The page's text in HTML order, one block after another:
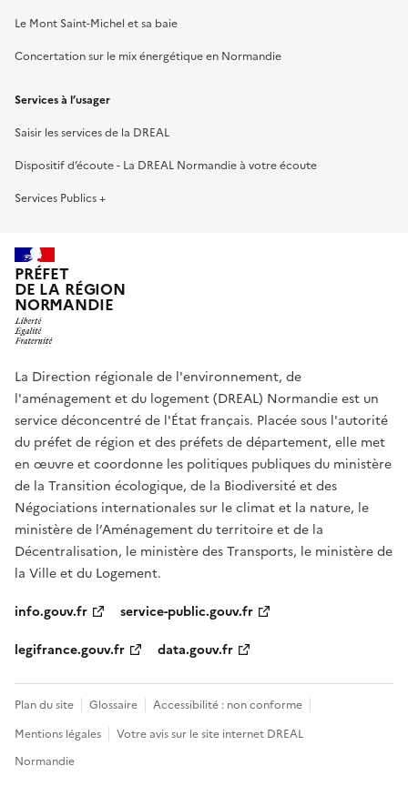
Le Mont Saint-Michel et sa baie
Concertation sur le mix énergétique en Normandie
Services à l’usager
Saisir les services de la DREAL
Dispositif d’écoute - La DREAL Normandie à votre écoute
Services Publics +
PRÉFET
DE LA RÉGION
NORMANDIE
La Direction régionale de l'environnement, de
l'aménagement et du logement (DREAL) Normandie est un
service déconcentré de l'État français. Placée sous l'autorité
du préfet de région et des préfets de département, elle met
en œuvre et coordonne les politiques publiques du ministère
de la Transition écologique, de la Biodiversité et des
Négociations internationales sur le climat et la nature, le
ministère de l’Aménagement du territoire et de la
Décentralisation, le ministère des Transports, le ministère de
la Ville et du Logement.
info.gouv.fr
service-public.gouv.fr
legifrance.gouv.fr
data.gouv.fr
Plan du site Glossaire
Accessibilité : non conforme
Mentions légales
Votre avis sur le site internet DREAL
Normandie